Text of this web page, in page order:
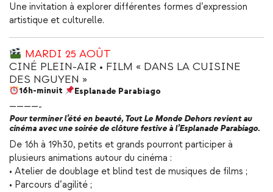
Une invitation à explorer différentes formes d’expression
artistique et culturelle.
MARDI 25 AOÛT
CINÉ PLEIN-AIR • FILM « DANS LA CUISINE
DES NGUYEN »
16h-minuit Esplanade Parabiago
————-
Pour terminer l’été en beauté, Tout Le Monde Dehors revient au
cinéma avec une soirée de clôture festive à l’Esplanade Parabiago.
De 16h à 19h30, petits et grands pourront participer à
plusieurs animations autour du cinéma :
• Atelier de doublage et blind test de musiques de films ;
• Parcours d’agilité ;